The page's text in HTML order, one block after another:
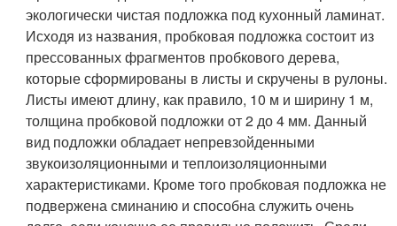
экологически чистая подложка под кухонный ламинат.
Исходя из названия, пробковая подложка состоит из
прессованных фрагментов пробкового дерева,
которые сформированы в листы и скручены в рулоны.
Листы имеют длину, как правило, 10 м и ширину 1 м,
толщина пробковой подложки от 2 до 4 мм. Данный
вид подложки обладает непревзойденными
звукоизоляционными и теплоизоляционными
характеристиками. Кроме того пробковая подложка не
подвержена сминанию и способна служить очень